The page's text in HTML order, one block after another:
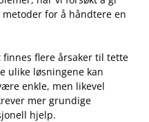
for å håndtere en‌
finnes⁣ flere årsaker til tette
ulike løsningene kan
enkle, men likevel
mer grundige
hjelp.